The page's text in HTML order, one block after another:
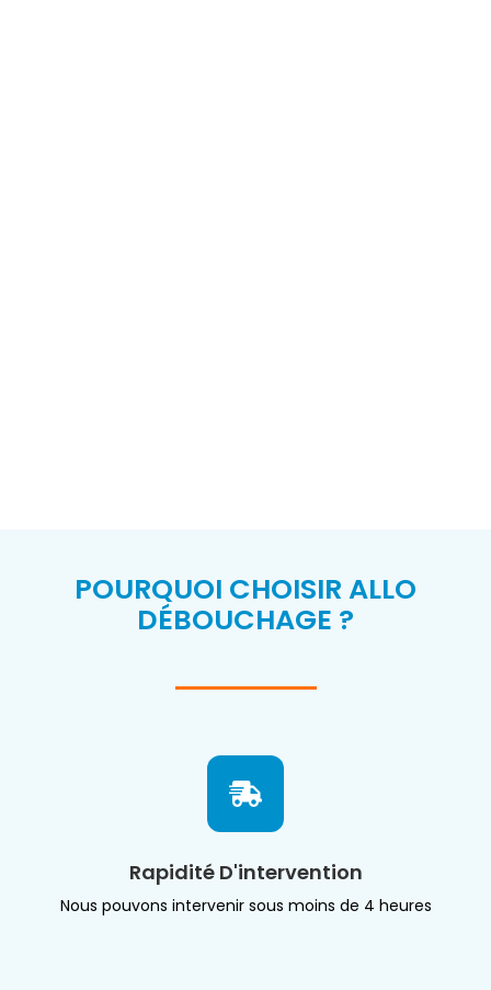
POURQUOI CHOISIR ALLO
DÉBOUCHAGE ?
Rapidité D'intervention
Nous pouvons intervenir sous moins de 4 heures